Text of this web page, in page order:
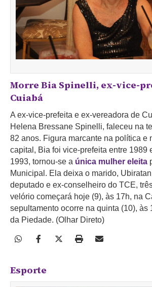
Morre Bia Spinelli, ex-vice-
Cuiabá
A ex-vice-prefeita e ex-vereadora de
Helena Bressane Spinelli, faleceu na
82 anos. Figura marcante na política e
capital, Bia foi vice-prefeita entre 1989
1993, tornou-se a única mulher eleita
Municipal. Ela deixa o marido,
deputado e ex-conselheiro do TCE,
velório começará hoje (9), às 17h, na
sepultamento ocorre na quinta (10), às
da Piedade. (Olhar Direto)
Esporte